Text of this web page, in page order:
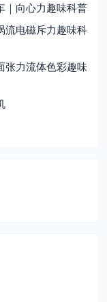
｜向心力趣味科普
流电磁斥力趣味科
张力流体色彩趣味